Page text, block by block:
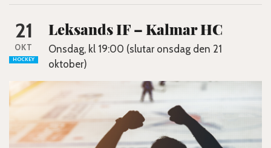
21
OKT
HOCKEY
Leksands IF – Kalmar HC
Onsdag, kl 19:00 (slutar onsdag den 21
oktober)